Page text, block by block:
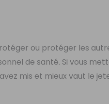
ou protéger les
de santé. Si vous
mis et mieux vaut le